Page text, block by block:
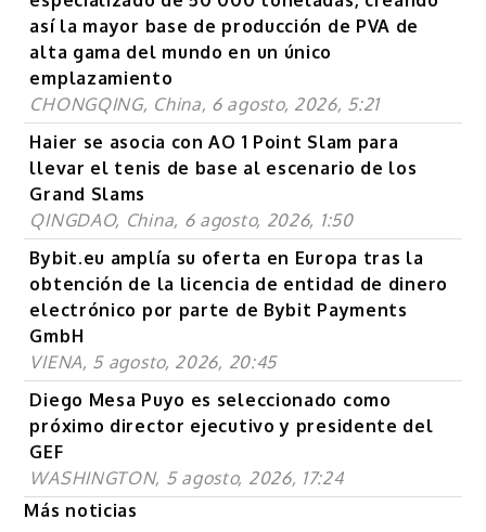
así la mayor base de producción de PVA de
alta gama del mundo en un único
emplazamiento
CHONGQING, China, 6 agosto, 2026, 5:21
Haier se asocia con AO 1 Point Slam para
llevar el tenis de base al escenario de los
Grand Slams
QINGDAO, China, 6 agosto, 2026, 1:50
Bybit.eu amplía su oferta en Europa tras la
obtención de la licencia de entidad de dinero
electrónico por parte de Bybit Payments
GmbH
VIENA, 5 agosto, 2026, 20:45
Diego Mesa Puyo es seleccionado como
próximo director ejecutivo y presidente del
GEF
WASHINGTON, 5 agosto, 2026, 17:24
Más noticias